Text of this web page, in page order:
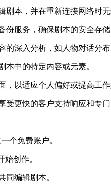
本，并在重新连接网络时无
份服务，确保剧本的安全存储
的深入分析，如人物对话分布
本中的特定内容或元素。
以适应个人偏好或提高工作
更快的客户支持响应和专门
个免费账户。
始创作。
同编辑剧本。